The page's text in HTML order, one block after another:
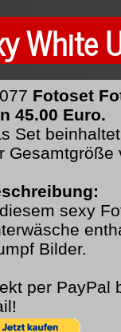
White
Fotoset
45.00 Euro.
Set
Gesamtgröße
sexy
Bilder.
per PayPal